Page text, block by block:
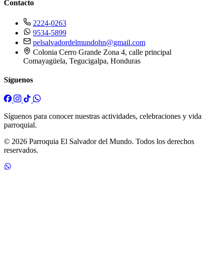
Contacto
2224-0263
9534-5899
pelsalvadordelmundohn@gmail.com
Colonia Cerro Grande Zona 4, calle principal
Comayagüela, Tegucigalpa, Honduras
Síguenos
Síguenos para conocer nuestras actividades, celebraciones y vida
parroquial.
© 2026 Parroquia El Salvador del Mundo. Todos los derechos
reservados.